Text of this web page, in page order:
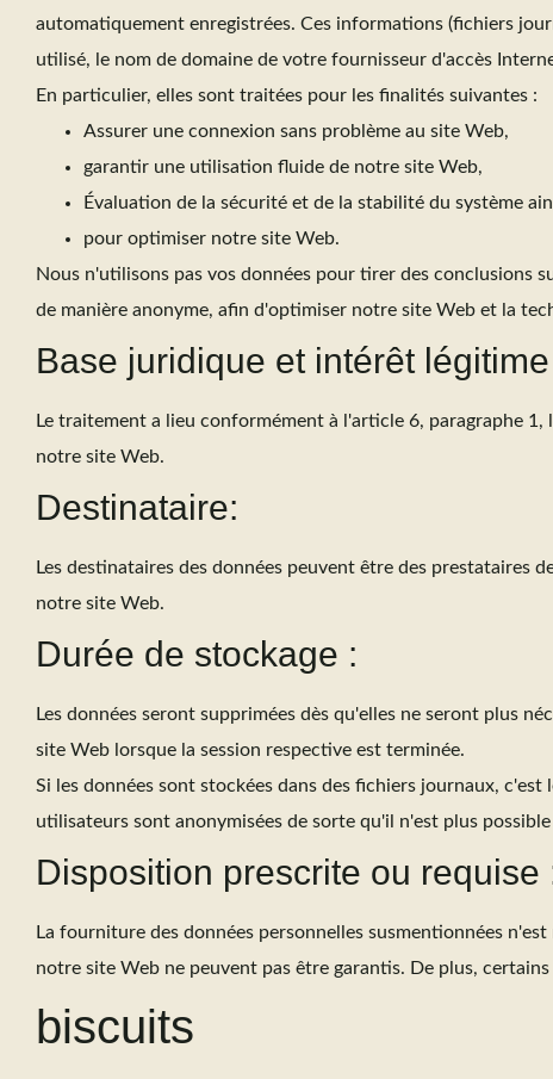
automatiquement enregistrées. Ces informations (fichiers
utilisé, le nom de domaine de votre fournisseur d'accès
En particulier, elles sont traitées pour les finalités suivantes :
Assurer une connexion sans problème au site Web,
garantir une utilisation fluide de notre site Web,
Évaluation de la sécurité et de la stabilité du système
pour optimiser notre site Web.
Nous n'utilisons pas vos données pour tirer des conclusions
de manière anonyme, afin d'optimiser notre site Web et la
Base juridique et intérêt
Le traitement a lieu conformément à l'article 6, paragraphe
notre site Web.
Destinataire:
Les destinataires des données peuvent être des
notre site Web.
Durée de stockage :
Les données seront supprimées dès qu'elles ne seront plus
site Web lorsque la session respective est terminée.
Si les données sont stockées dans des fichiers journaux,
utilisateurs sont anonymisées de sorte qu'il n'est plus
Disposition prescrite ou requise
La fourniture des données personnelles susmentionnées
notre site Web ne peuvent pas être garantis. De plus,
biscuits